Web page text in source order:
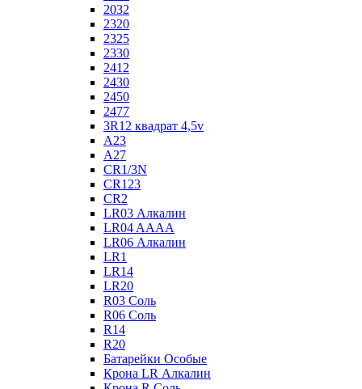
2032
2320
2325
2330
2412
2430
2450
2477
3R12 квадрат 4,5v
A23
A27
CR1/3N
CR123
CR2
LR03 Алкалин
LR04 AAAA
LR06 Алкалин
LR1
LR14
LR20
R03 Соль
R06 Соль
R14
R20
Батарейки Особые
Крона LR Алкалин